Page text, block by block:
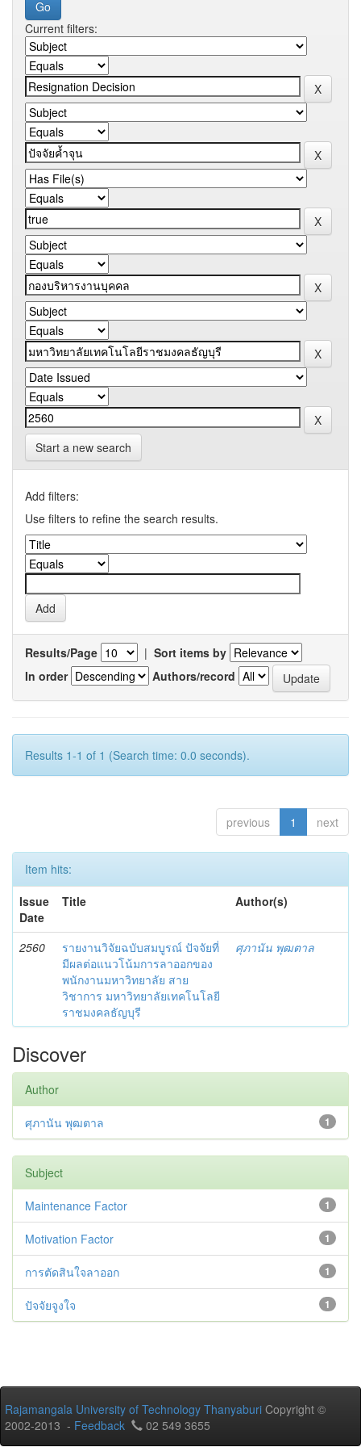
Current filters:
Start a new search
Add filters:
Use filters to refine the search results.
Results/Page | Sort items by
In order
Authors/record
Results 1-1 of 1 (Search time: 0.0 seconds).
previous 1 next
Item hits:
Issue
Date
Title Author(s)
2560
รายงานวิจัยฉบับสมบูรณ์ ปัจจัยที่
มีผลต่อแนวโน้มการลาออกของ
พนักงานมหาวิทยาลัย สาย
วิชาการ มหาวิทยาลัยเทคโนโลยี
ราชมงคลธัญบุรี
ศุภานัน พุฒตาล
Discover
Author
1
ศุภานัน พุฒตาล
Subject
1
Maintenance Factor
1
Motivation Factor
1
การตัดสินใจลาออก
1
ปัจจัยจูงใจ
Rajamangala University of Technology Thanyaburi Copyright ©
2002-2013 - Feedback 02 549 3655